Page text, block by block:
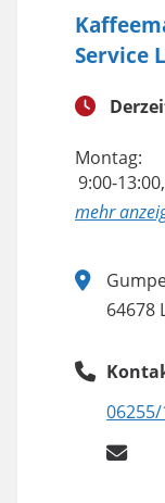
Service
Montag:
9:00-
64678